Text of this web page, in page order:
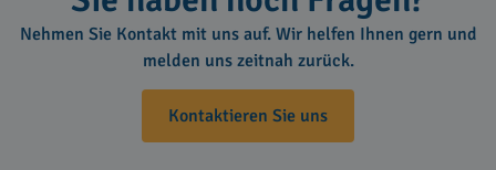
Nehmen Sie Kontakt mit uns auf. Wir helfen Ihnen gern und
melden uns zeitnah zurück.
Kontaktieren Sie uns